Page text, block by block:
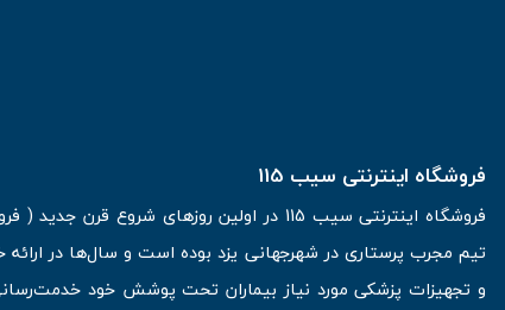
فروشگاه اینترنتی سیب 115
تیم مجرب پرستاری در شهرجهانی یزد بوده است و سال‌ها در
و تجهیزات پزشکی مورد نیاز بیماران تحت پوشش خود